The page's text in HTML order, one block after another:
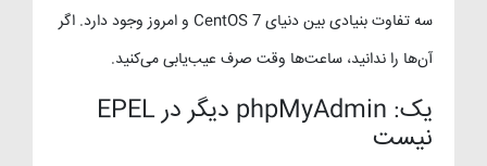
سه تفاوت بنیادی بین دنیای CentOS 7 و امروز وجود دارد. اگر
آن‌ها را ندانید، ساعت‌ها وقت صرف عیب‌یابی می‌کنید.
یک: phpMyAdmin دیگر در EPEL
نیست